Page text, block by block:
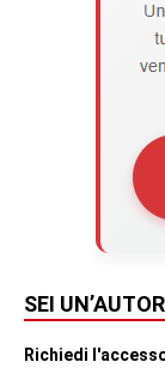
SEI
Richiedi